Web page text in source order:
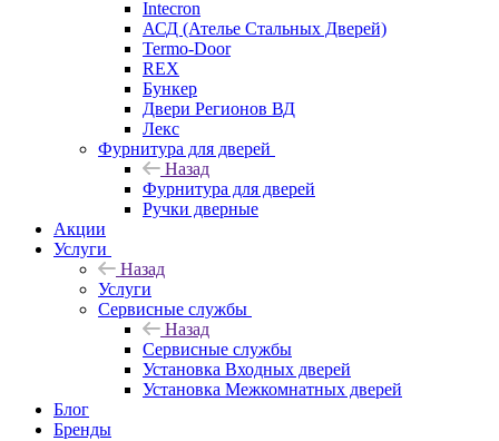
Intecron
АСД (Ателье Стальных Дверей)
Termo-Door
REX
Бункер
Двери Регионов ВД
Лекс
Фурнитура для дверей
Назад
Фурнитура для дверей
Ручки дверные
Акции
Услуги
Назад
Услуги
Сервисные службы
Назад
Сервисные службы
Установка Входных дверей
Установка Межкомнатных дверей
Блог
Бренды